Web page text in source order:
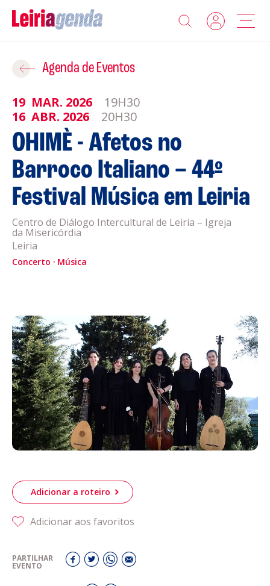
Agenda
Sobre a Leiriagenda
Promotores
Clubes Desportivos
Contactos
Informações
Política de Privacidade
Política de Cookies
CULTURA
DESPORTO
Agenda de Eventos
19 MAR. 2026
19H30
16 ABR. 2026 20H30
OHIMÈ - Afetos no
Barroco Italiano – 44º
Festival Música em Leiria
Centro de Diálogo Intercultural de Leiria – Igreja
da Misericórdia
Leiria
Concerto Música
Adicionar a roteiro
Adicionar aos favoritos
PARTILHAR
EVENTO
Adicionar ao Roteiro
ROTEIROS EXISTENTES
Gravar